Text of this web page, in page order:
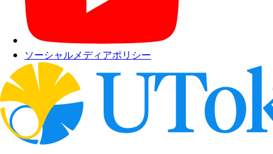
ソーシャルメディアポリシー